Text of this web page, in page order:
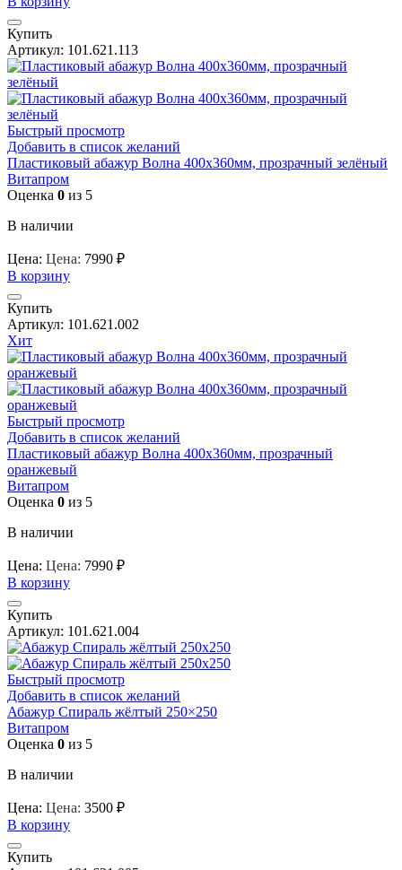
Купить
Артикул: 101.621.113
Быстрый просмотр
Добавить в список желаний
Пластиковый абажур Волна 400х360мм, прозрачный зелёный
Витапром
Оценка 0 из 5
В наличии
Цена: Цена: 7990 ₽
В корзину
Купить
Артикул: 101.621.002
Хит
Быстрый просмотр
Добавить в список желаний
Пластиковый абажур Волна 400х360мм, прозрачный
оранжевый
Витапром
Оценка 0 из 5
В наличии
Цена: Цена: 7990 ₽
В корзину
Купить
Артикул: 101.621.004
Быстрый просмотр
Добавить в список желаний
Абажур Спираль жёлтый 250×250
Витапром
Оценка 0 из 5
В наличии
Цена: Цена: 3500 ₽
В корзину
Купить